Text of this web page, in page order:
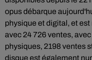
opusdébarque
physique et digital, et est
avec 24 726 ventes,
physiques, 2198 ventes
disque est également